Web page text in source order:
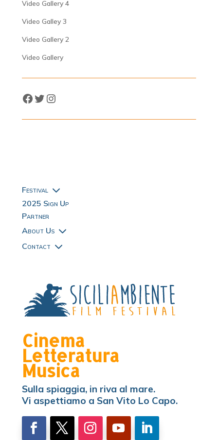
Video Gallery 4
Video Galley 3
Video Gallery 2
Video Gallery
Facebook
Twitter
Instagram
Festival3
2025 Sign Up
Partner
About Us3
Contact 3
Cinema
Letteratura
Musica
Sulla spiaggia, in riva al mare.
Vi aspettiamo a San Vito Lo Capo.